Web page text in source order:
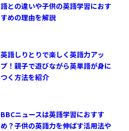
語との違いや子供の英語学習におす
すめの理由を解説
英語しりとりで楽しく英語力アッ
プ！親子で遊びながら英単語が身に
つく方法を紹介
BBCニュースは英語学習におすす
め？子供の英語力を伸ばす活用法や